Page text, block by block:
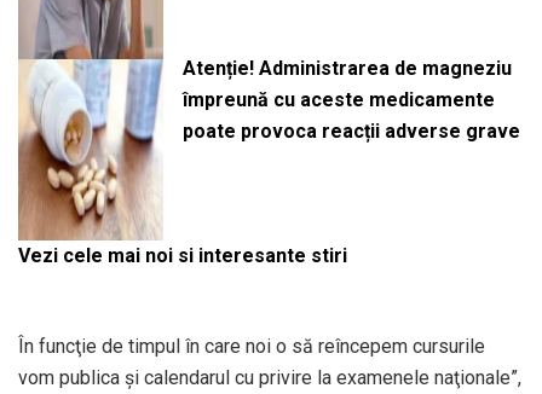
Atenție! Administrarea de magneziu
împreună cu aceste medicamente
poate provoca reacții adverse grave
Vezi cele mai noi si interesante stiri
În funcţie de timpul în care noi o să reîncepem cursurile
vom publica şi calendarul cu privire la examenele naţionale”,